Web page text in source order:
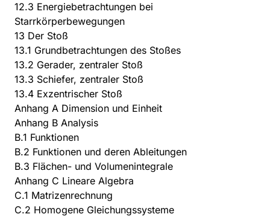
12.3 Energiebetrachtungen bei
Starrkörperbewegungen
13 Der Stoß
13.1 Grundbetrachtungen des Stoßes
13.2 Gerader, zentraler Stoß
13.3 Schiefer, zentraler Stoß
13.4 Exzentrischer Stoß
Anhang A Dimension und Einheit
Anhang B Analysis
B.1 Funktionen
B.2 Funktionen und deren Ableitungen
B.3 Flächen- und Volumenintegrale
Anhang C Lineare Algebra
C.1 Matrizenrechnung
C.2 Homogene Gleichungssysteme